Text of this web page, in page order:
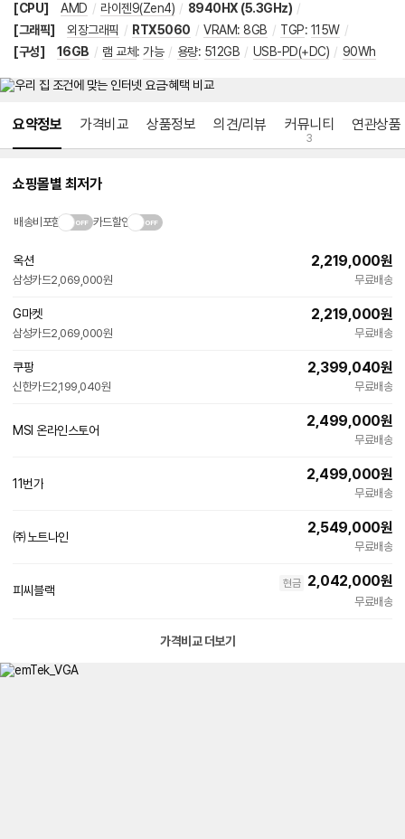
[CPU]
AMD / 라이젠9(Zen4) / 8940HX (5.3GHz) /
[그래픽]
외장그래픽 / RTX5060 / VRAM: 8GB / TGP: 115W /
[구성]
16GB / 램 교체: 가능 / 용량: 512GB / USB-PD(+DC) / 90Wh
요약정보 가격비교 상품정보 의견/리뷰 커뮤니티
3
연관상품
쇼핑몰별 최저가
배송비포함 카드할인
옥션
삼성카드2,069,000원
2,219,000원
무료배송
G마켓
삼성카드2,069,000원
2,219,000원
무료배송
쿠팡
신한카드2,199,040원
2,399,040원
무료배송
MSI 온라인스토어
2,499,000원
무료배송
11번가
2,499,000원
무료배송
㈜노트나인
2,549,000원
무료배송
피씨블랙
현금 2,042,000원
무료배송
가격비교 더보기